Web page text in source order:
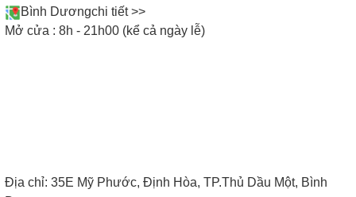
Bình Dươngchi tiết >>
Mở cửa : 8h - 21h00 (kể cả ngày lễ)
Địa chỉ: 35E Mỹ Phước, Định Hòa, TP.Thủ Dầu Một, Bình